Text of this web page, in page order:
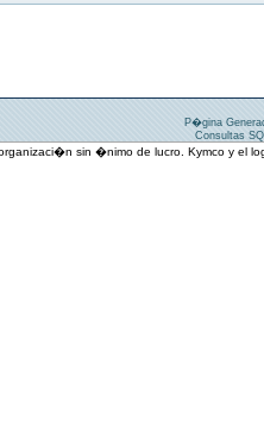
P�gina
Consultas
sin �nimo de lucro. Kymco y el